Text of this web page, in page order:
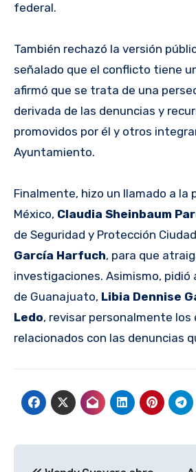
federal.
También rechazó la versión
señalado que el conflicto tiene
afirmó que se trata de una
derivada de las denuncias y
promovidos por él y otros
Ayuntamiento.
Finalmente, hizo un llamado a la
México, Claudia Sheinbaum
de Seguridad y Protección
García Harfuch, para que
investigaciones. Asimismo, pidió
de Guanajuato, Libia Dennise
Ledo, revisar personalmente los
relacionados con las denuncias